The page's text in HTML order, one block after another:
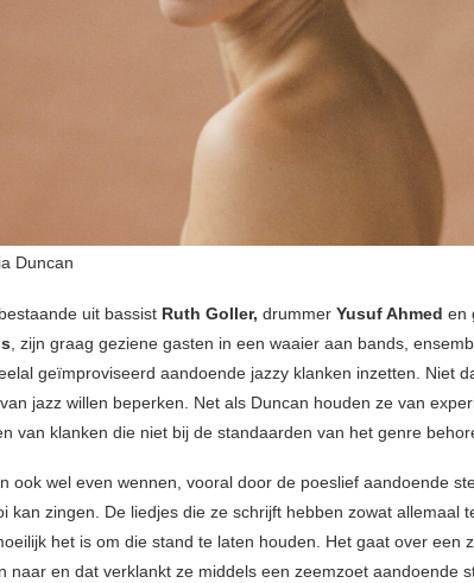
Duncan
uit bassist Ruth Goller, drummer Yusuf Ahmed en
, zijn graag geziene gasten in een waaier aan bands,
geïmproviseerd aandoende jazzy klanken inzetten. Niet
jazz willen beperken. Net als Duncan houden ze van
van klanken die niet bij de standaarden van het genre
ook wel even wennen, vooral door de poeslief aandoende
kan zingen. De liedjes die ze schrijft hebben zowat allemaal
het is om die stand te laten houden. Het gaat over een
naar en dat verklankt ze middels een zeemzoet aandoende